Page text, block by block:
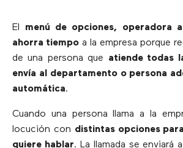
El menú de opciones, operadora
ahorra tiempo a la empresa porque
de una persona que atiende todas
envía al departamento o persona
automática.
Cuando una persona llama a la
locución con distintas opciones
quiere hablar. La llamada se enviará